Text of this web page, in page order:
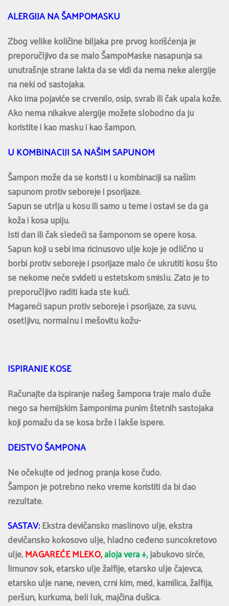
ALERGIJA NA ŠAMPOMASKU
Zbog velike količine biljaka pre prvog korišćenja je
preporučljivo da se malo ŠampoMaske nasapunja sa
unutrašnje strane lakta da se vidi da nema neke alergije
na neki od sastojaka.
Ako ima pojaviće se crvenilo, osip, svrab ili čak upala kože.
Ako nema nikakve alergije možete slobodno da ju
koristite i kao masku i kao šampon.
U KOMBINACIJI SA NAŠIM SAPUNOM
Šampon može da se koristi i u kombinaciji sa našim
sapunom protiv seboreje i psorijaze.
Sapun se utrlja u kosu ili samo u teme i ostavi se da ga
koža i kosa upiju.
Isti dan ili čak sledeći sa šamponom se opere kosa.
Sapun koji u sebi ima ricinusovo ulje koje je odlično u
borbi protiv seboreje i psorijaze malo će ukrutiti kosu što
se nekome neće svideti u estetskom smislu. Zato je to
preporučljivo raditi kada ste kući.
Magareći sapun protiv seboreje i psorijaze, za suvu,
osetljivu, normalnu i mešovitu kožu-
ISPIRANJE KOSE
Računajte da ispiranje našeg šampona traje malo duže
nego sa hemijskim šamponima punim štetnih sastojaka
koji pomažu da se kosa brže i lakše ispere.
DEJSTVO ŠAMPONA
Ne očekujte od jednog pranja kose čudo.
Šampon je potrebno neko vreme koristiti da bi dao
rezultate.
SASTAV:Ekstra devičansko maslinovo ulje, ekstra
devičansko kokosovo ulje, hladno ceđeno suncokretovo
ulje,MAGAREĆEMLEKO,aloja vera +,jabukovo sirće,
limunov sok, etarsko ulje žalfije, etarsko ulje čajevca,
etarsko ulje nane, neven, crni kim, med, kamilica, žalfija,
peršun, kurkuma, beli luk, majčina dušica.